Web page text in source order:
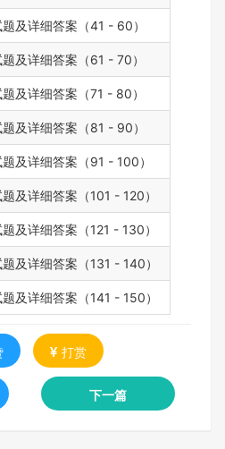
及详细答案（41 - 60）
及详细答案（61 - 70）
及详细答案（71 - 80）
及详细答案（81 - 90）
及详细答案（91 - 100）
及详细答案（101 - 120）
及详细答案（121 - 130）
及详细答案（131 - 140）
及详细答案（141 - 150）
打赏
下一篇